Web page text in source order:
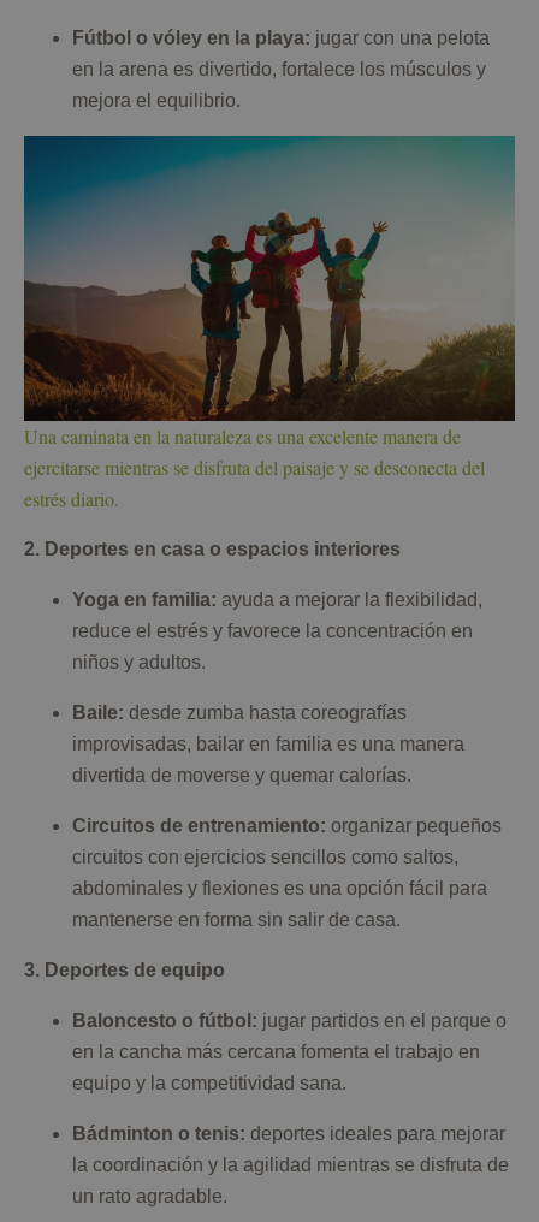
Fútbol o vóley en la playa: jugar con una pelota
en la arena es divertido, fortalece los músculos y
mejora el equilibrio.
Una caminata en la naturaleza es una excelente manera de
ejercitarse mientras se disfruta del paisaje y se desconecta del
estrés diario.
2. Deportes en casa o espacios interiores
Yoga en familia: ayuda a mejorar la flexibilidad,
reduce el estrés y favorece la concentración en
niños y adultos.
Baile: desde zumba hasta coreografías
improvisadas, bailar en familia es una manera
divertida de moverse y quemar calorías.
Circuitos de entrenamiento: organizar pequeños
circuitos con ejercicios sencillos como saltos,
abdominales y flexiones es una opción fácil para
mantenerse en forma sin salir de casa.
3. Deportes de equipo
Baloncesto o fútbol: jugar partidos en el parque o
en la cancha más cercana fomenta el trabajo en
equipo y la competitividad sana.
Bádminton o tenis: deportes ideales para mejorar
la coordinación y la agilidad mientras se disfruta de
un rato agradable.